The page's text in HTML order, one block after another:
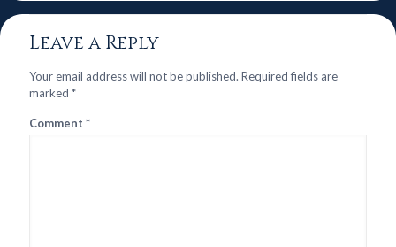
Leave a Reply
Your email address will not be published. Required fields are
marked *
Comment *